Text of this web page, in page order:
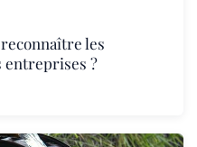
les
entreprises ?